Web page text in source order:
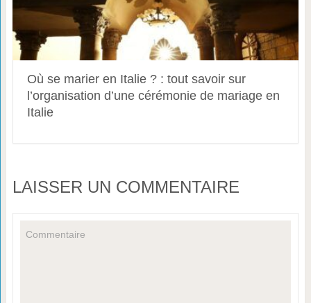
Où se marier en Italie ? : tout savoir sur
l’organisation d’une cérémonie de mariage en
Italie
LAISSER UN COMMENTAIRE